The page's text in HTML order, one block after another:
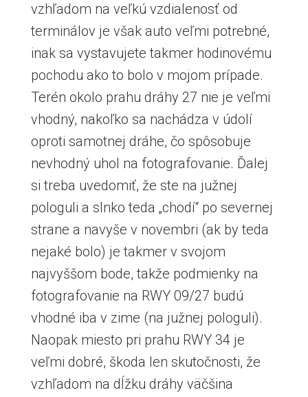
vzhľadom na veľkú vzdialenosť od
terminálov je však auto veľmi potrebné,
inak sa vystavujete takmer hodinovému
pochodu ako to bolo v mojom prípade.
Terén okolo prahu dráhy 27 nie je veľmi
vhodný, nakoľko sa nachádza v údolí
oproti samotnej dráhe, čo spôsobuje
nevhodný uhol na fotografovanie. Ďalej
si treba uvedomiť, že ste na južnej
pologuli a slnko teda „chodí“ po severnej
strane a navyše v novembri (ak by teda
nejaké bolo) je takmer v svojom
najvyššom bode, takže podmienky na
fotografovanie na RWY 09/27 budú
vhodné iba v zime (na južnej pologuli).
Naopak miesto pri prahu RWY 34 je
veľmi dobré, škoda len skutočnosti, že
vzhľadom na dĺžku dráhy väčšina